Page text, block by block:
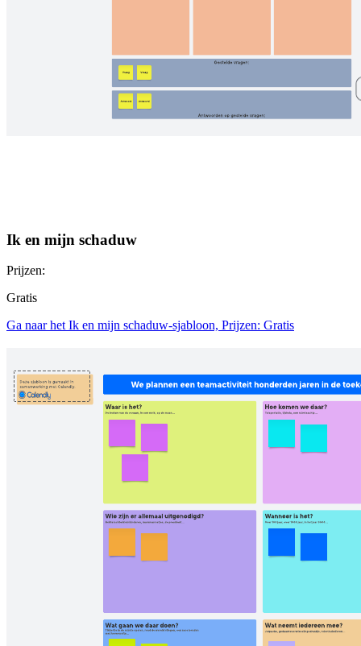
Ik en mijn schaduw
Prijzen:
Gratis
Ga naar het Ik en mijn schaduw-sjabloon, Prijzen: Gratis